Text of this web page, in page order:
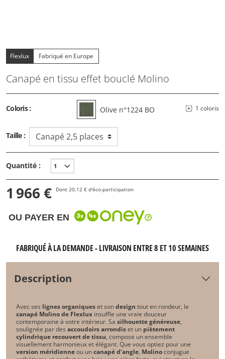
Flexlux Fabriqué en Europe
Canapé en tissu effet bouclé Molino
Coloris : Olive n°1224 BO 1 coloris
Taille :
Quantité :
1 966 € Dont 20,12 € d'éco-participation
OU PAYER EN
FABRIQUÉ À LA DEMANDE - LIVRAISON ENTRE 8 ET 10 SEMAINES
Description
Avec ses lignes organiqueset sondesign tout en rondeur, le
canapé Molino de Flexlux insuffle une vraie douceur
contemporaine à votre intérieur. Sa silhouette généreuse,
soulignée par des accoudoirs arrondiset un piètement
cylindrique recouvert de tissu, compose un ensemble
visuellement harmonieux et élégant. Que vous optiez pour une
version méridienneou uncanapé d’angle, Molinoconjugue